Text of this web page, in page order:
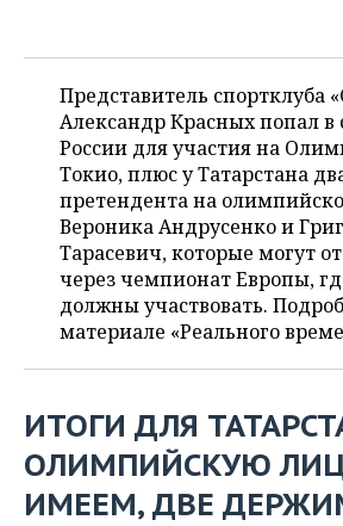
ОТКРЫТАЯ ЛЕКЦИЯ
БАСКЕТБОЛ
ВОЛЕЙБОЛ
КИБЕРСПОРТ
ФИГУРНОЕ КАТАНИЕ
ВОДНЫЕ ВИДЫ СПОРТА
ИНФРАСТРУКТУРА
ИСТОРИЯ
КУЛЬТУРА
МЕДИЦИНА
ОБРАЗОВАНИЕ
СПРАВОЧНИК
СПИСОК ПЕРСОН
СПИСОК КОМПАНИЙ
ПОЛНАЯ ВЕРСИЯ
Представитель спортклуба
Александр Красных попал в
России для участия на
Токио, плюс у Татарстана
претендента на
Вероника Андрусенко и
Тарасевич, которые могут
через чемпионат Европы,
должны участвовать.
материале «Реального
ИТОГИ ДЛЯ
ОЛИМПИЙСКУЮ
ИМЕЕМ, ДВЕ